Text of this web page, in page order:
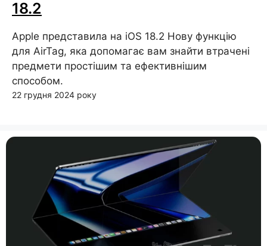
18.2
Apple представила на iOS 18.2 Нову функцію
для AirTag, яка допомагає вам знайти втрачені
предмети простішим та ефективнішим
способом.
22 грудня 2024 року